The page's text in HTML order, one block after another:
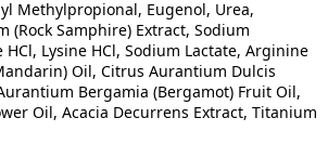
Methylpropional, Eugenol, Urea,
Samphire) Extract, Sodium
Lysine HCl, Sodium Lactate, Arginine
Oil, Citrus Aurantium Dulcis
Bergamia (Bergamot) Fruit Oil,
Oil, Acacia Decurrens Extract, Titanium